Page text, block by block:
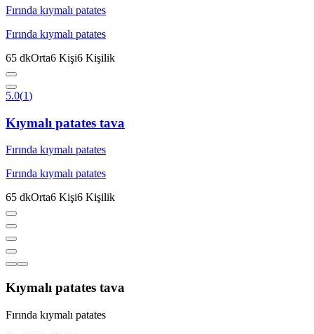
Fırında kıymalı patates
Fırında kıymalı patates
65 dkOrta6 Kişi6 Kişilik
5.0(1)
Kıymalı patates tava
Fırında kıymalı patates
Fırında kıymalı patates
65 dkOrta6 Kişi6 Kişilik
Kıymalı patates tava
Fırında kıymalı patates